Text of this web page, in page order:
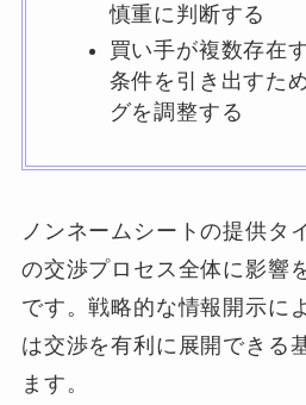
慎重に判断する
買い手が複数存在
条件を引き出すた
グを調整する
ノンネームシートの提供タ
の交渉プロセス全体に影響
です。戦略的な情報開示に
は交渉を有利に展開できる
ます。